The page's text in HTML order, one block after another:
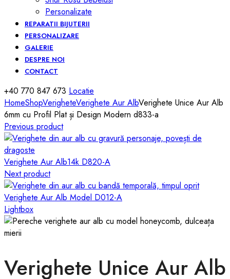
Personalizate
REPARATII BIJUTERII
PERSONALIZARE
GALERIE
DESPRE NOI
CONTACT
+40 770 847 673 Locatie
HomeShopVerigheteVerighete Aur AlbVerighete Unice Aur Alb
6mm cu Profil Plat și Design Modern d833-a
Previous product
Verighete Aur Alb14k D820-A
Next product
Verighete Aur Alb Model D012-A
Lightbox
Verighete Unice Aur Alb